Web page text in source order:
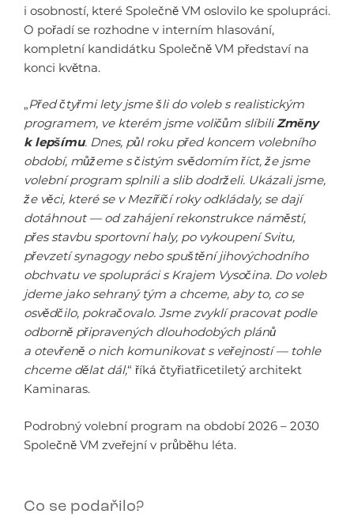
i osobností, které Společně VM oslovilo ke spolupráci.
O pořadí se rozhodne v interním hlasování,
kompletní kandidátku Společně VM představí na
konci května.
„Před čtyřmi lety jsme šli do voleb s realistickým
programem, ve kterém jsme voličům slíbiliZměny
k lepšímu. Dnes, půl roku před koncem volebního
období, můžeme s čistým svědomím říct, že jsme
volební program splnili a slib dodrželi. Ukázali jsme,
že věci, které se v Meziříčí roky odkládaly, se dají
dotáhnout — od zahájení rekonstrukce náměstí,
přes stavbu sportovní haly, po vykoupení Svitu,
převzetí synagogy nebo spuštění jihovýchodního
obchvatu ve spolupráci s Krajem Vysočina. Do voleb
jdeme jako sehraný tým a chceme, aby to, co se
osvědčilo, pokračovalo. Jsme zvyklí pracovat podle
odborně připravených dlouhodobých plánů
a otevřeně o nich komunikovat s veřejností — tohle
chceme dělat dál,“ říká čtyřiatřicetiletý architekt
Kaminaras.
Podrobný volební program na období 2026 – 2030
Společně VM zveřejní v průběhu léta.
Co se podařilo?